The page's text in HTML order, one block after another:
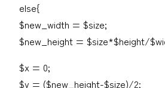
else{
$new_width = $size;
$new_height = $size*$height/
$x = 0;
$y = ($new_height-$size)/2;